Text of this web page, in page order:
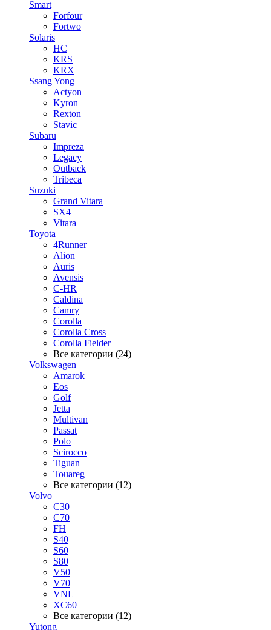
Smart
Forfour
Fortwo
Solaris
HC
KRS
KRX
Ssang Yong
Actyon
Kyron
Rexton
Stavic
Subaru
Impreza
Legacy
Outback
Tribeca
Suzuki
Grand Vitara
SX4
Vitara
Toyota
4Runner
Alion
Auris
Avensis
C-HR
Caldina
Camry
Corolla
Corolla Cross
Corolla Fielder
Все категории (24)
Volkswagen
Amarok
Eos
Golf
Jetta
Multivan
Passat
Polo
Scirocco
Tiguan
Touareg
Все категории (12)
Volvo
C30
C70
FH
S40
S60
S80
V50
V70
VNL
XC60
Все категории (12)
Yutong